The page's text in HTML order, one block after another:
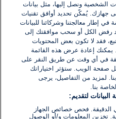
الشخصية ونصل إليها، مثل بيانات
جهازك. يُمكّن تحديد أوافق تقنيات
إطار معالجتنا وشركائنا للبيانات
رفض الكل أو سحب موافقتك إلى
فقد لا تكون بعض المحتويات
يمكنك إعادة عرض هذه القائمة
في أي وقت عن طريق النقر على
صفحة الويب. ستؤثر اختياراتك
لمزيد من التفاصيل، يرجى
بنا.
لتقديم:
الدقيقة. فحص خصائص الجهاز
تخزين المعلومات و/أو الوصول